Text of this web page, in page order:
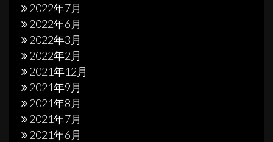
2022年7月
2022年6月
2022年3月
2022年2月
2021年12月
2021年9月
2021年8月
2021年7月
2021年6月